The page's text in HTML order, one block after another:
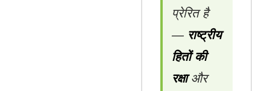
प्रेरित है
— राष्ट्रीय
हितों की
रक्षाऔर